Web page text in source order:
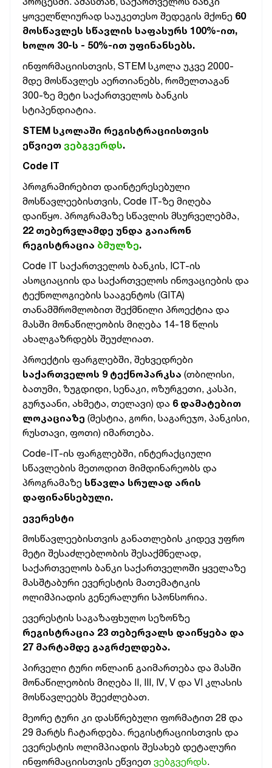
ყოველწლიურად საუკეთესო შედეგის მქონე 60
მოსწავლეს სწავლის საფასურს 100%-ით,
ხოლო 30-ს - 50%-ით უფინანსებს.
ინფორმაციისთვის, STEM სკოლა უკვე 2000-
მდე მოსწავლეს აერთიანებს, რომელთაგან
300-ზე მეტი საქართველოს ბანკის
სტიპენდიატია.
STEM სკოლაში რეგისტრაციისთვის
ეწვიეთ ვებგვერდს.
Code IT
პროგრამირებით დაინტერესებული
მოსწავლეებისთვის, Code IT-ზე მიღება
დაიწყო. პროგრამაზე სწავლის მსურველებმა,
22 თებერვლამდე უნდა გაიარონ
რეგისტრაცია ბმულზე.
Code IT საქართველოს ბანკის, ICT-ის
ასოციაციის და საქართველოს ინოვაციების და
ტექნოლოგიების სააგენტოს (GITA)
თანამშრომლობით შექმნილი პროექტია და
მასში მონაწილეობის მიღება 14-18 წლის
ახალგაზრდებს შეუძლიათ.
პროექტის ფარგლებში, შეხვედრები
საქართველოს 9 ტექნოპარკსა (თბილისი,
ბათუმი, ზუგდიდი, სენაკი, ოზურგეთი, კასპი,
გურჯაანი, ახმეტა, თელავი) და 6 დამატებით
ლოკაციაზე (მესტია, გორი, საგარეჯო, პანკისი,
რუსთავი, ფოთი) იმართება.
Code-IT-ის ფარგლებში, ინტერაქციული
სწავლების მეთოდით მიმდინარეობს და
პროგრამაზე სწავლა სრულად არის
დაფინანსებული.
ევერესტი
მოსწავლეებისთვის განათლების კიდევ უფრო
მეტი შესაძლებლობის შესაქმნელად,
საქართველოს ბანკი საქართველოში ყველაზე
მასშტაბური ევერესტის მათემატიკის
ოლიმპიადის გენერალური სპონსორია.
ევერესტის საგაზაფხულო სეზონზე
რეგისტრაცია 23 თებერვალს დაიწყება და
27 მარტამდე გაგრძელდება.
პირველი ტური ონლაინ გაიმართება და მასში
მონაწილეობის მიღება II, III, IV, V და VI კლასის
მოსწავლეებს შეეძლებათ.
მეორე ტური კი დასწრებული ფორმატით 28 და
29 მარტს ჩატარდება. რეგისტრაციისთვის და
ევერესტის ოლიმპიადის შესახებ დეტალური
ინფორმაციისთვის ეწვიეთ ვებგვერდს.